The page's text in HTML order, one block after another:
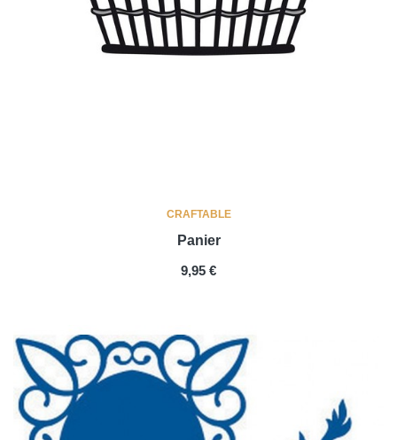
CRAFTABLE
Panier
PRIX
9,95 €